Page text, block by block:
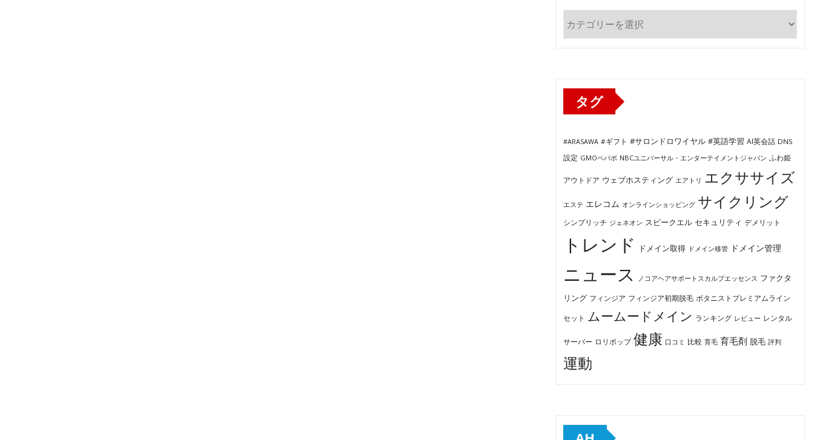
テ
タグ
#ARASAWA #ギフト #サロンドロワイヤル #英語学習 AI英会話 DNS
設定 GMOペパボ NBCユニバーサル・エンターテイメントジャパン ふわ姫
アウトドア ウェブホスティング エアトリ エクササイズ
エステ エレコム オンラインショッピング サイクリング
シンプリッチ ジェネオン スピークエル セキュリティ デメリット
トレンド ドメイン取得 ドメイン移管 ドメイン管理
ニュース ノコアヘアサポートスカルプエッセンス ファクタ
リング フィンジア フィンジア初期脱毛 ボタニストプレミアムライン
セット ムームードメイン ランキング レビュー レンタル
サーバー ロリポップ 健康 口コミ 比較 育毛 育毛剤 脱毛 評判
運動